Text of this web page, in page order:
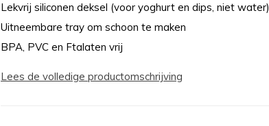
Lekvrij siliconen deksel (voor yoghurt en dips, niet water)
Uitneembare tray om schoon te maken
BPA, PVC en Ftalaten vrij
Lees de volledige productomschrijving